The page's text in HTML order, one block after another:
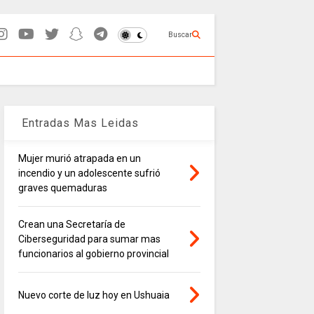
Buscar
Entradas Mas Leidas
Mujer murió atrapada en un
incendio y un adolescente sufrió
graves quemaduras
Crean una Secretaría de
Ciberseguridad para sumar mas
funcionarios al gobierno provincial
Nuevo corte de luz hoy en Ushuaia